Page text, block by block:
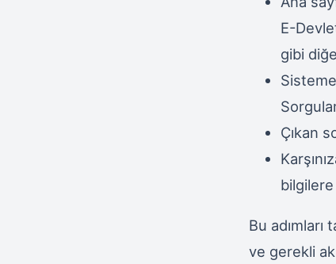
E-
gibi
Çıkan
Bu adımları
ve gerekli